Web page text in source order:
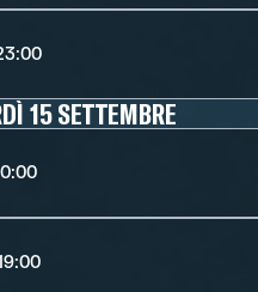
15 SETTEMBRE
0:00